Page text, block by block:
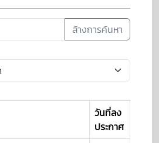
ล้างการค้นหา
วันที่ลง
ประกาศ